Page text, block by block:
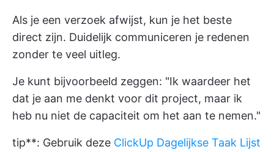
Als je een verzoek afwijst, kun je het beste
direct zijn. Duidelijk communiceren je redenen
zonder te veel uitleg.
Je kunt bijvoorbeeld zeggen: "Ik waardeer het
dat je aan me denkt voor dit project, maar ik
heb nu niet de capaciteit om het aan te nemen."
tip**: Gebruik deze ClickUp Dagelijkse Taak Lijst